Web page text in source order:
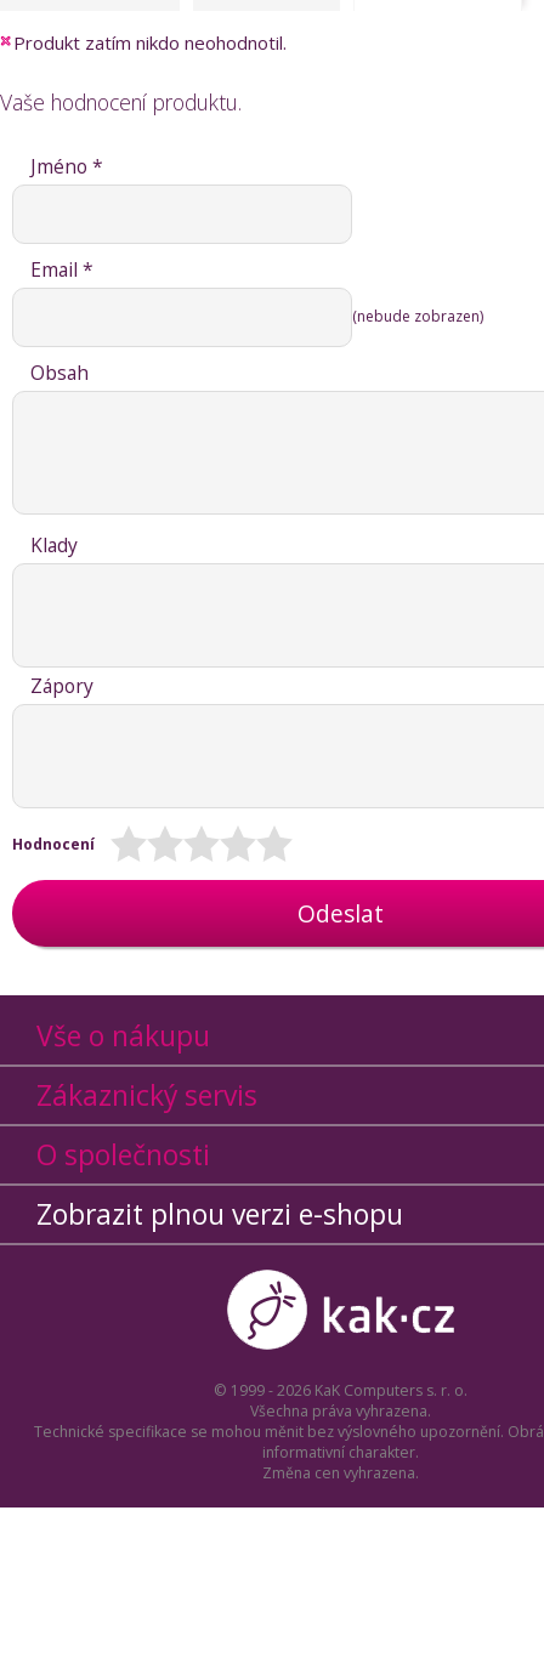
Produkt zatím nikdo neohodnotil.
Vaše hodnocení produktu.
Jméno *
Email *
(nebude zobrazen)
Obsah
Klady
Zápory
Hodnocení
Odeslat
Vše o nákupu
Zákaznický servis
O společnosti
Zobrazit plnou verzi e-shopu
© 1999 - 2026 KaK Computers s. r. o.
Všechna práva vyhrazena.
Technické specifikace se mohou měnit bez výslovného upozornění.
informativní charakter.
Změna cen vyhrazena.